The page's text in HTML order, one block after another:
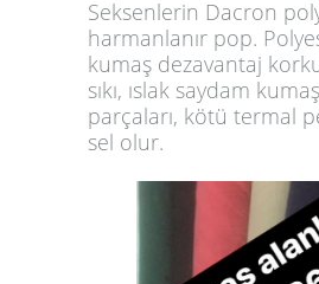
Seksenlerin Dacron
harmanlanır pop.
kumaş dezavantaj
sıkı, ıslak saydam
parçaları, kötü termal
sel olur.